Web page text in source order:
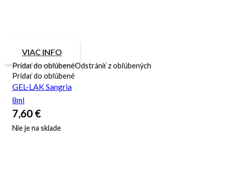
VIAC INFO
Pridať do obľúbenéOdstrániť z obľúbených
Pridať do obľúbené
GEL-LAK Sangria
8ml
7,60 €
Nie je na sklade